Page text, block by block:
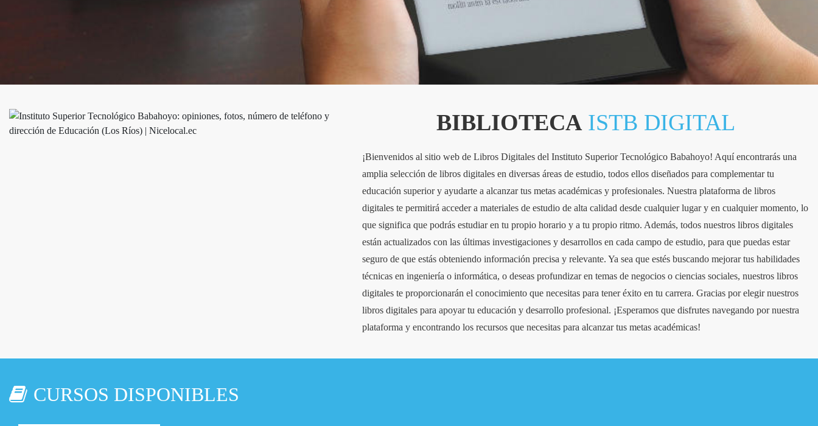
BIBLIOTECAISTB DIGITAL
¡Bienvenidos al sitio web de Libros Digitales del Instituto Superior Tecnológico Babahoyo! Aquí encontrarás una
amplia selección de libros digitales en diversas áreas de estudio, todos ellos diseñados para complementar tu
educación superior y ayudarte a alcanzar tus metas académicas y profesionales. Nuestra plataforma de libros
digitales te permitirá acceder a materiales de estudio de alta calidad desde cualquier lugar y en cualquier momento, lo
que significa que podrás estudiar en tu propio horario y a tu propio ritmo. Además, todos nuestros libros digitales
están actualizados con las últimas investigaciones y desarrollos en cada campo de estudio, para que puedas estar
seguro de que estás obteniendo información precisa y relevante. Ya sea que estés buscando mejorar tus habilidades
técnicas en ingeniería o informática, o deseas profundizar en temas de negocios o ciencias sociales, nuestros libros
digitales te proporcionarán el conocimiento que necesitas para tener éxito en tu carrera. Gracias por elegir nuestros
libros digitales para apoyar tu educación y desarrollo profesional. ¡Esperamos que disfrutes navegando por nuestra
plataforma y encontrando los recursos que necesitas para alcanzar tus metas académicas!
CURSOS DISPONIBLES